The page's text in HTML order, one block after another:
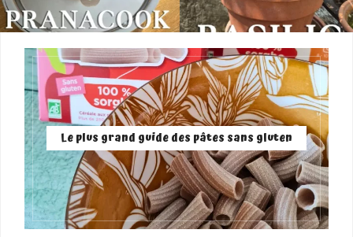
Le plus grand guide des pâtes sans gluten